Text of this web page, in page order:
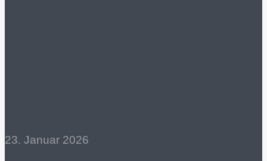
23. Januar 2026